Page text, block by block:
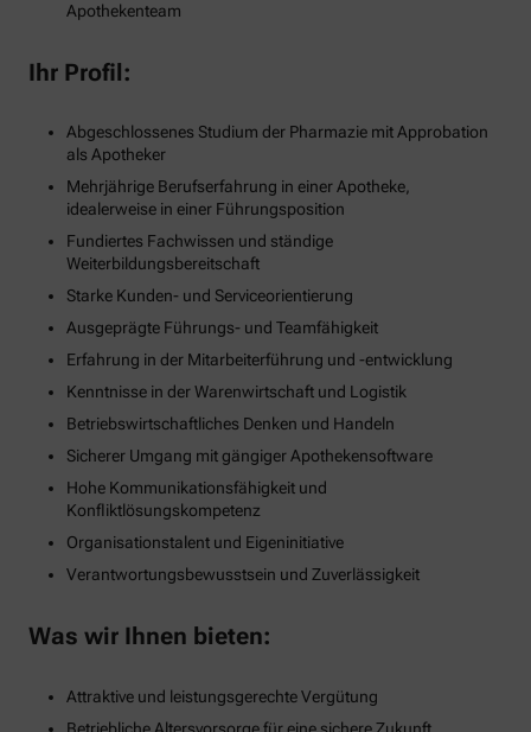
Apothekenteam
Ihr Profil:
Abgeschlossenes Studium der Pharmazie mit Approbation
als Apotheker
Mehrjährige Berufserfahrung in einer Apotheke,
idealerweise in einer Führungsposition
Fundiertes Fachwissen und ständige
Weiterbildungsbereitschaft
Starke Kunden- und Serviceorientierung
Ausgeprägte Führungs- und Teamfähigkeit
Erfahrung in der Mitarbeiterführung und -entwicklung
Kenntnisse in der Warenwirtschaft und Logistik
Betriebswirtschaftliches Denken und Handeln
Sicherer Umgang mit gängiger Apothekensoftware
Hohe Kommunikationsfähigkeit und
Konfliktlösungskompetenz
Organisationstalent und Eigeninitiative
Verantwortungsbewusstsein und Zuverlässigkeit
Was wir Ihnen bieten:
Attraktive und leistungsgerechte Vergütung
Betriebliche Altersvorsorge für eine sichere Zukunft